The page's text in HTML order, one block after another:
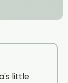
little